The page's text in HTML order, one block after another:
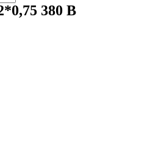
380 В